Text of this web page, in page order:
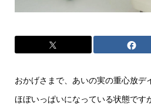
おかげさまで、あいの実の重心放デ
ほぼいっぱいになっている状態です